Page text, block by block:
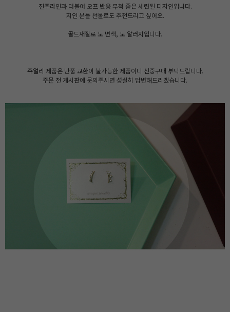
진주라인과 더블어 오프 반응 무척 좋은 세련된 디자인입니다.
지인 분들 선물로도 추천드리고 싶어요.
골드재질로 노 변색, 노 알러지입니다.
쥬얼리 제품은 반품 교환이 불가능한 제품이니 신중구매 부탁드립니다.
주문 전 게시판에 문의주시면 성실히 답변해드리겠습니다.